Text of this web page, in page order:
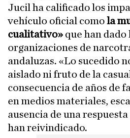
Jucil ha calificado los
vehículo oficial como la
cualitativo» que han dado
organizaciones de
andaluzas. «Lo sucedido
aislado ni fruto de la
consecuencia de años de
en medios materiales,
ausencia de una
han reivindicado.